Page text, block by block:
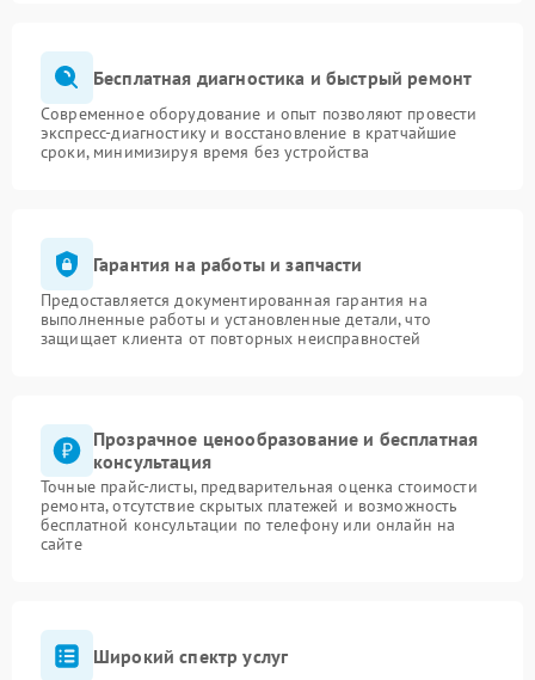
Бесплатная диагностика и быстрый ремонт
Современное оборудование и опыт позволяют провести
экспресс-диагностику и восстановление в кратчайшие
сроки, минимизируя время без устройства
Гарантия на работы и запчасти
Предоставляется документированная гарантия на
выполненные работы и установленные детали, что
защищает клиента от повторных неисправностей
Прозрачное ценообразование и бесплатная
консультация
Точные прайс-листы, предварительная оценка стоимости
ремонта, отсутствие скрытых платежей и возможность
бесплатной консультации по телефону или онлайн на
сайте
Широкий спектр услуг